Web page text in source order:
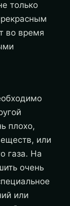
только
во время
плохо,
или
газа. На
очень
или